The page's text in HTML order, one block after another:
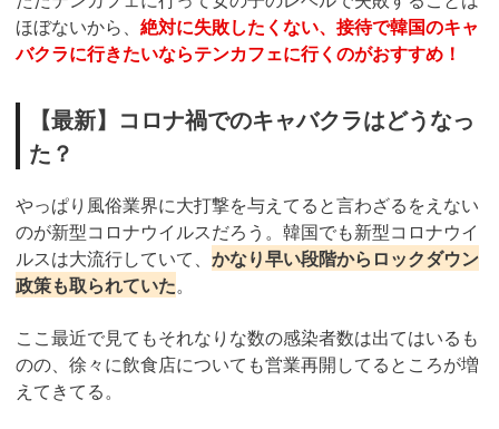
ほぼないから、 絶対に失敗したくない、接待で韓国のキャ
バクラに行きたいならテンカフェに行くのがおすすめ！
【最新】コロナ禍でのキャバクラはどうなっ
た？
やっぱり風俗業界に大打撃を与えてると言わざるをえない
のが新型コロナウイルスだろう。韓国でも新型コロナウイ
ルスは大流行していて、 かなり早い段階からロックダウン
政策も取られていた。
ここ最近で見てもそれなりな数の感染者数は出てはいるも
のの、徐々に飲食店についても営業再開してるところが増
えてきてる。